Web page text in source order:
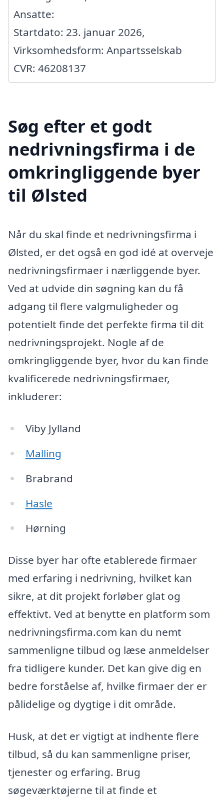
Ansatte:
Startdato: 23. januar 2026,
Virksomhedsform: Anpartsselskab
CVR: 46208137
Søg efter et godt
nedrivningsfirma i de
omkringliggende byer
til Ølsted
Når du skal finde et nedrivningsfirma i
Ølsted, er det også en god idé at overveje
nedrivningsfirmaer i nærliggende byer.
Ved at udvide din søgning kan du få
adgang til flere valgmuligheder og
potentielt finde det perfekte firma til dit
nedrivningsprojekt. Nogle af de
omkringliggende byer, hvor du kan finde
kvalificerede nedrivningsfirmaer,
inkluderer:
Viby Jylland
Malling
Brabrand
Hasle
Hørning
Disse byer har ofte etablerede firmaer
med erfaring i nedrivning, hvilket kan
sikre, at dit projekt forløber glat og
effektivt. Ved at benytte en platform som
nedrivningsfirma.com kan du nemt
sammenligne tilbud og læse anmeldelser
fra tidligere kunder. Det kan give dig en
bedre forståelse af, hvilke firmaer der er
pålidelige og dygtige i dit område.
Husk, at det er vigtigt at indhente flere
tilbud, så du kan sammenligne priser,
tjenester og erfaring. Brug
søgeværktøjerne til at finde et